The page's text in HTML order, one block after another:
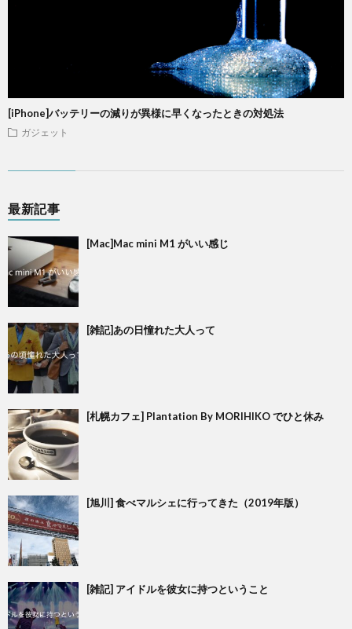
[iPhone]バッテリーの減りが異様に早くなったときの対処法
ガジェット
最新記事
[Mac]Mac mini M1 がいい感じ
[雑記]あの日憧れた大人って
[札幌カフェ] Plantation By MORIHIKO でひと休み
[旭川] 食べマルシェに行ってきた（2019年版）
[雑記] アイドルを彼女に持つということ